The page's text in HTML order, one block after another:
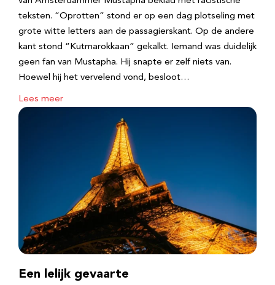
teksten. “Oprotten” stond er op een dag plotseling met
grote witte letters aan de passagierskant. Op de andere
kant stond “Kutmarokkaan” gekalkt. Iemand was duidelijk
geen fan van Mustapha. Hij snapte er zelf niets van.
Hoewel hij het vervelend vond, besloot…
Lees meer
Een lelijk gevaarte